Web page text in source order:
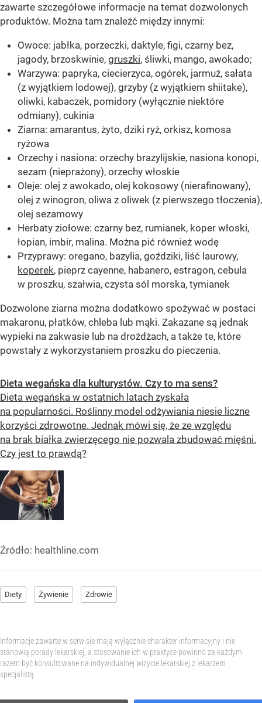
zawarte szczegółowe informacje na temat dozwolonych
produktów. Można tam znaleźć między innymi:
Owoce: jabłka, porzeczki, daktyle, figi, czarny bez,
jagody, brzoskwinie, gruszki, śliwki, mango, awokado;
Warzywa: papryka, ciecierzyca, ogórek, jarmuż, sałata
(z wyjątkiem lodowej), grzyby (z wyjątkiem shiitake),
oliwki, kabaczek, pomidory (wyłącznie niektóre
odmiany), cukinia
Ziarna: amarantus, żyto, dziki ryż, orkisz, komosa
ryżowa
Orzechy i nasiona: orzechy brazylijskie, nasiona konopi,
sezam (nieprażony), orzechy włoskie
Oleje: olej z awokado, olej kokosowy (nierafinowany),
olej z winogron, oliwa z oliwek (z pierwszego tłoczenia),
olej sezamowy
Herbaty ziołowe: czarny bez, rumianek, koper włoski,
łopian, imbir, malina. Można pić również wodę
Przyprawy: oregano, bazylia, goździki, liść laurowy,
koperek, pieprz cayenne, habanero, estragon, cebula
w proszku, szałwia, czysta sól morska, tymianek
Dozwolone ziarna można dodatkowo spożywać w postaci
makaronu, płatków, chleba lub mąki. Zakazane są jednak
wypieki na zakwasie lub na drożdżach, a także te, które
powstały z wykorzystaniem proszku do pieczenia.
Dieta wegańska dla kulturystów. Czy to ma sens?
Dieta wegańska w ostatnich latach zyskała
na popularności. Roślinny model odżywiania niesie liczne
korzyści zdrowotne. Jednak mówi się, że ze względu
na brak białka zwierzęcego nie pozwala zbudować mięśni.
Czy jest to prawdą?
Źródło: healthline.com
Diety Żywienie Zdrowie
Informacje zawarte w serwisie mają wyłącznie charakter informacyjny i nie
stanowią porady lekarskiej, a stosowanie ich w praktyce powinno za każdym
razem być konsultowane na indywidualnej wizycie lekarskiej z lekarzem
specjalistą.